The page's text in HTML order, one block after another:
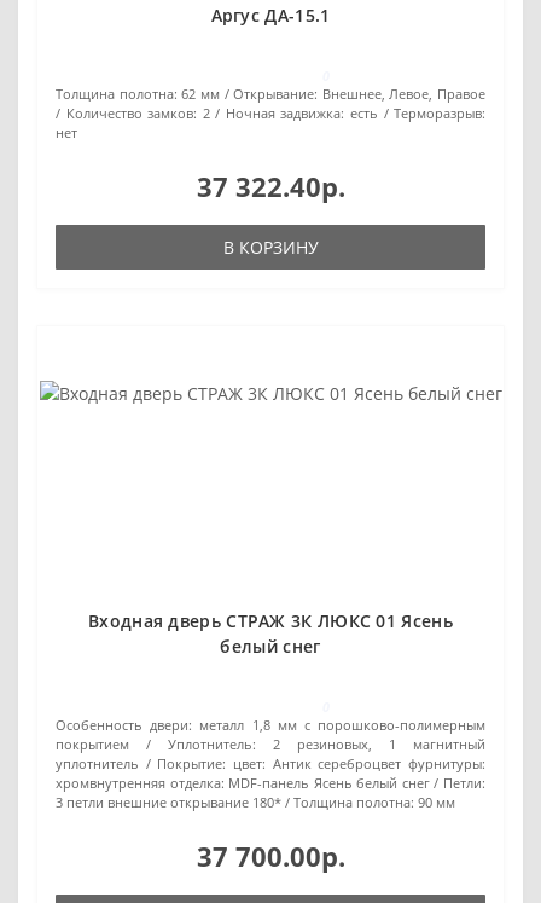
Аргус ДА-15.1
Толщина полотна: 62 мм Открывание: Внешнее, Левое, Правое
Количество замков: 2 Ночная задвижка: есть
Терморазрыв:
нет
37 322.40р.
В КОРЗИНУ
Входная дверь СТРАЖ 3К ЛЮКС 01 Ясень
белый снег
Особенность двери: металл 1,8 мм с порошково-полимерным
покрытием
Уплотнитель:
2 резиновых, 1 магнитный
уплотнитель
Покрытие: цвет: Антик сереброцвет фурнитуры:
хромвнутренняя отделка: MDF-панель Ясень белый снег
Петли:
3 петли внешние открывание 180*
Толщина полотна: 90 мм
37 700.00р.